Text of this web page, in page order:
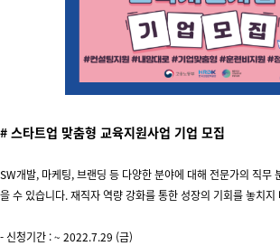
# 스타트업 맞춤형 교육지원사업 기업 모집
SW개발, 마케팅, 브랜딩 등 다양한 분야에 대해 전문가의 직무
을 수 있습니다. 재직자 역량 강화를 통한 성장의 기회를 놓치지
-신청기간 : ~ 2022.7.29 (금)